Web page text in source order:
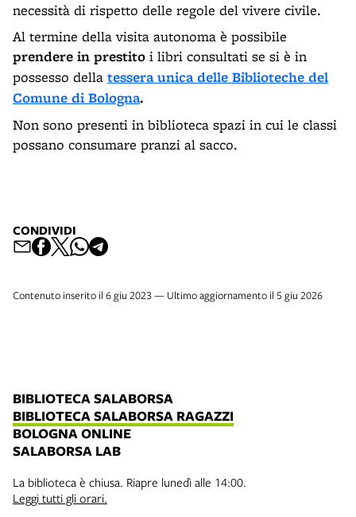
necessità di rispetto delle regole del vivere civile.
Al termine della visita autonoma è possibile
prendere in prestito i libri consultati se si è in
possesso della tessera unica delle Biblioteche del
Comune di Bologna.
Non sono presenti in biblioteca spazi in cui le classi
possano consumare pranzi al sacco.
CONDIVIDI
Contenuto inserito il 6 giu 2023 — Ultimo aggiornamento il 5 giu 2026
BIBLIOTECA SALABORSA
BIBLIOTECA SALABORSA RAGAZZI
BOLOGNA ONLINE
SALABORSA LAB
La biblioteca è chiusa. Riapre lunedì alle 14:00.
Leggi tutti gli orari.